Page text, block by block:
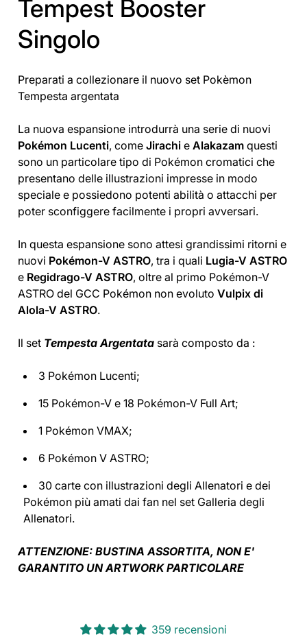
Tempest Booster
Singolo
Preparati a collezionare il nuovo set Pokèmon
Tempesta argentata
La nuova espansione introdurrà una serie di nuovi
Pokémon Lucenti, come Jirachi e Alakazam questi
sono un particolare tipo di Pokémon cromatici che
presentano delle illustrazioni impresse in modo
speciale e possiedono potenti abilità o attacchi per
poter sconfiggere facilmente i propri avversari.
In questa espansione sono attesi grandissimi ritorni e
nuovi Pokémon-V ASTRO, tra i quali Lugia-V ASTRO
e Regidrago-V ASTRO, oltre al primo Pokémon-V
ASTRO del GCC Pokémon non evoluto Vulpix di
Alola-V ASTRO.
Il set Tempesta Argentata sarà composto da :
3 Pokémon Lucenti;
15 Pokémon-V e 18 Pokémon-V Full Art;
1 Pokémon VMAX;
6 Pokémon V ASTRO;
30 carte con illustrazioni degli Allenatori e dei
Pokémon più amati dai fan nel set Galleria degli
Allenatori.
ATTENZIONE: BUSTINA ASSORTITA, NON E'
GARANTITO UN ARTWORK PARTICOLARE
359 recensioni